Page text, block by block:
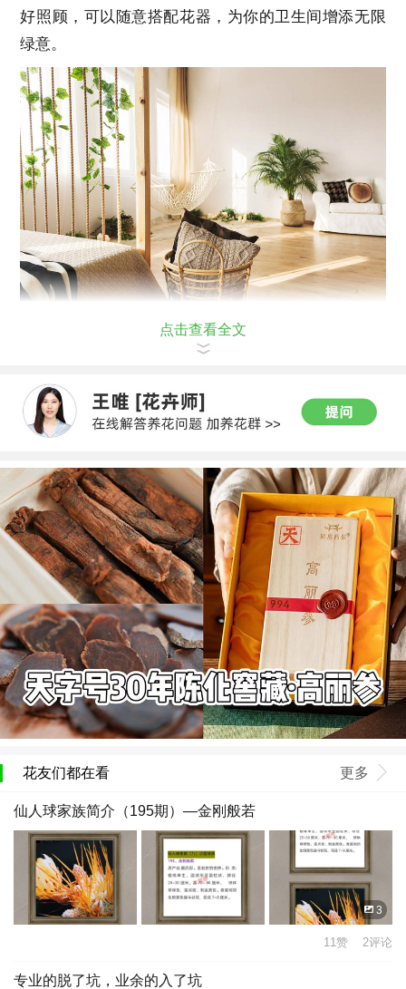
好照顾，可以随意搭配花器，为你的卫生间增添无限
绿意。
花友们，你们还有哪些要推荐的？评论给花花吆~
点击查看全文
花友们都在看 更多
仙人球家族简介（195期）—金刚般若
3
11赞 2评论
专业的脱了坑，业余的入了坑